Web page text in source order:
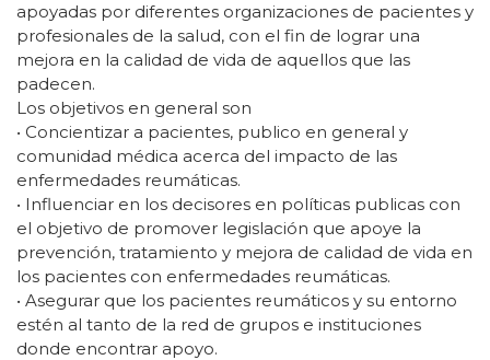
apoyadas por diferentes organizaciones de pacientes y
profesionales de la salud, con el fin de lograr una
mejora en la calidad de vida de aquellos que las
padecen.
Los objetivos en general son
• Concientizar a pacientes, publico en general y
comunidad médica acerca del impacto de las
enfermedades reumáticas.
• Influenciar en los decisores en políticas publicas con
el objetivo de promover legislación que apoye la
prevención, tratamiento y mejora de calidad de vida en
los pacientes con enfermedades reumáticas.
• Asegurar que los pacientes reumáticos y su entorno
estén al tanto de la red de grupos e instituciones
donde encontrar apoyo.